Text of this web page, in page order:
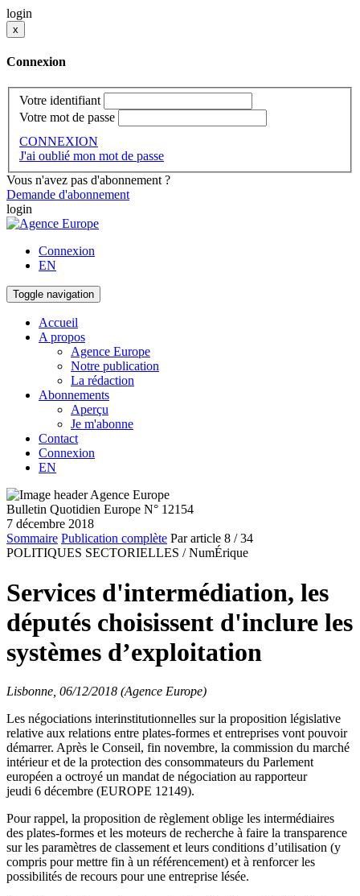
login
x
Connexion
Votre identifiant
Votre mot de passe
CONNEXION
J'ai oublié mon mot de passe
Vous n'avez pas d'abonnement ?
Demande d'abonnement
login
Connexion
EN
Toggle navigation
Accueil
A propos
Agence Europe
Notre publication
La rédaction
Abonnements
Aperçu
Je m'abonne
Contact
Connexion
EN
Bulletin Quotidien Europe N° 12154
7 décembre 2018
Sommaire Publication complète Par article 8 / 34
POLITIQUES SECTORIELLES / NumÉrique
Services d'intermédiation, les
députés choisissent d'inclure les
systèmes d’exploitation
Lisbonne, 06/12/2018 (Agence Europe)
Les négociations interinstitutionnelles sur la proposition législative
relative aux relations entre plates-formes et entreprises vont pouvoir
démarrer. Après le Conseil, fin novembre, la commission du marché
intérieur et de la protection des consommateurs du Parlement
européen a octroyé un mandat de négociation au rapporteur
jeudi 6 décembre (EUROPE 12149).
Pour rappel, la proposition de règlement oblige les intermédiaires
des plates-formes et les moteurs de recherche à faire la transparence
sur les paramètres de classement et leurs conditions d’utilisation (y
compris pour mettre fin à un référencement) et à renforcer les
possibilités de recours pour une entreprise lésée.